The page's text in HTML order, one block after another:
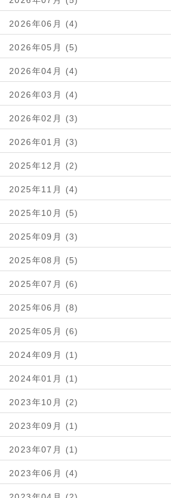
2026年06月 (4)
2026年05月 (5)
2026年04月 (4)
2026年03月 (4)
2026年02月 (3)
2026年01月 (3)
2025年12月 (2)
2025年11月 (4)
2025年10月 (5)
2025年09月 (3)
2025年08月 (5)
2025年07月 (6)
2025年06月 (8)
2025年05月 (6)
2024年09月 (1)
2024年01月 (1)
2023年10月 (2)
2023年09月 (1)
2023年07月 (1)
2023年06月 (4)